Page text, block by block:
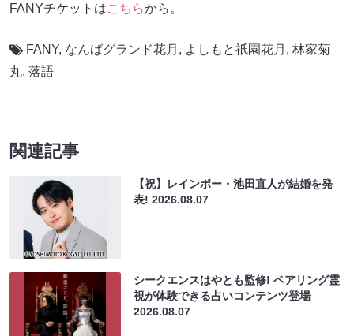
FANYチケットはこちらから。
FANY, なんばグランド花月 , よしもと祇園花月 , 林家菊
丸, 落語
関連記事
【祝】レインボー・池田直人が結婚を発
表!2026.08.07
シークエンスはやとも監修! ペアリング霊
視が体験できる占いコンテンツ登場
2026.08.07